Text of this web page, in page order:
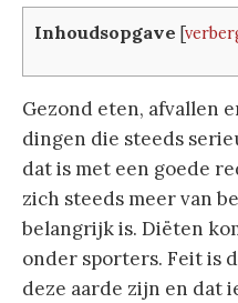
Inhoudsopgave [
Gezond eten, afvallen
dingen die steeds
dat is met een goede
zich steeds meer van
belangrijk is. Diëten
onder sporters. Feit is
deze aarde zijn en dat